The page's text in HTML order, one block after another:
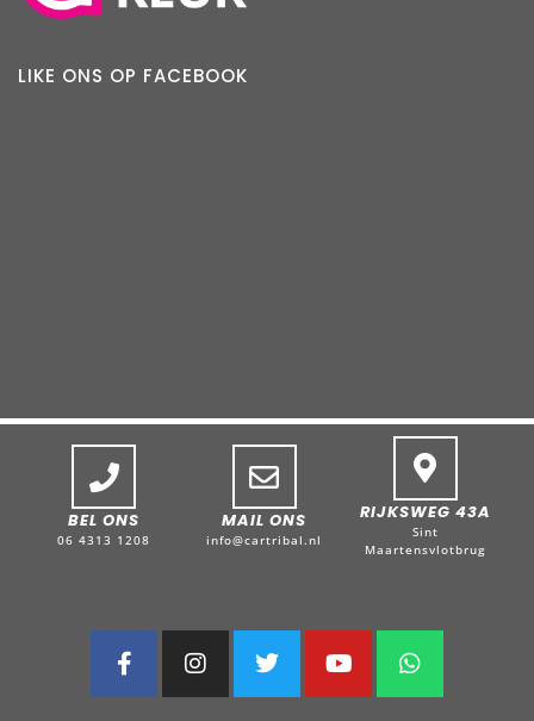
LIKE ONS OP FACEBOOK
BEL ONS
06 4313 1208
MAIL ONS
info@cartribal.nl
RIJKSWEG 43A
Sint
Maartensvlotbrug
a
n
w
o
h